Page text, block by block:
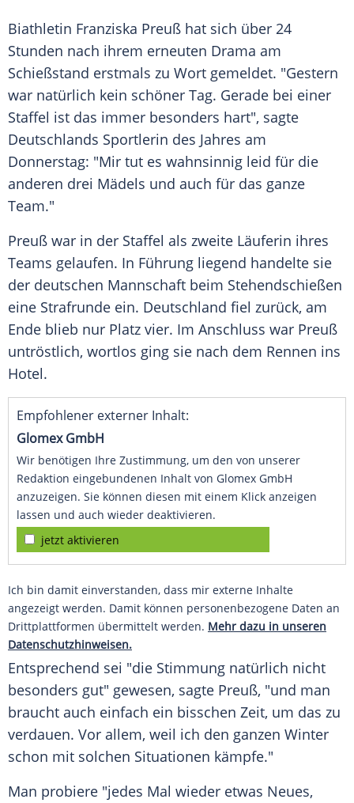
Biathletin Franziska Preuß hat sich über 24
Stunden nach ihrem erneuten Drama am
Schießstand erstmals zu Wort gemeldet. "Gestern
war natürlich kein schöner Tag. Gerade bei einer
Staffel ist das immer besonders hart", sagte
Deutschlands Sportlerin des Jahres am
Donnerstag: "Mir tut es wahnsinnig leid für die
anderen drei Mädels und auch für das ganze
Team."
Preuß war in der Staffel als zweite Läuferin ihres
Teams gelaufen. In Führung liegend handelte sie
der deutschen Mannschaft beim Stehendschießen
eine Strafrunde ein. Deutschland fiel zurück, am
Ende blieb nur Platz vier. Im Anschluss war Preuß
untröstlich, wortlos ging sie nach dem Rennen ins
Hotel.
Empfohlener externer Inhalt:
Glomex GmbH
Wir benötigen Ihre Zustimmung, um den von unserer
Redaktion eingebundenen Inhalt von Glomex GmbH
anzuzeigen. Sie können diesen mit einem Klick anzeigen
lassen und auch wieder deaktivieren.
jetzt aktivieren
Ich bin damit einverstanden, dass mir externe Inhalte
angezeigt werden. Damit können personenbezogene Daten an
Drittplattformen übermittelt werden. Mehr dazu in unseren
Datenschutzhinweisen.
Entsprechend sei "die Stimmung natürlich nicht
besonders gut" gewesen, sagte Preuß, "und man
braucht auch einfach ein bisschen Zeit, um das zu
verdauen. Vor allem, weil ich den ganzen Winter
schon mit solchen Situationen kämpfe."
Man probiere "jedes Mal wieder etwas Neues,